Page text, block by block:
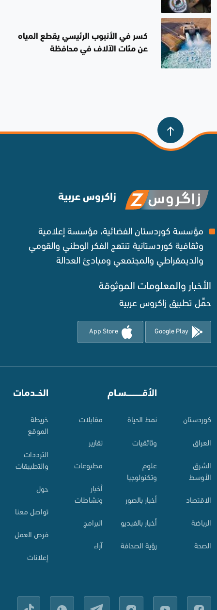
كسر في الأنبوب الرئيسي يقطع المياه
عن مئات الآلاف في محافظة
زاكروس عربية
مؤسسة كوردستان الفضائية، مؤسسة إعلامية
وثقافية كوردستانية تنتهج الفكر الوطني والقومي
والديمقراطي والمجتمعي ومبادئ العدالة ‌
الأخبار والمعلومات الموثوقة‌
حمِّل تطبيق زاكروس عربية
Google Play
App Store
کوردستان
العراق
الشرق
الأوسط
الاقتصاد
الرياضة
الصحة
الأقـــــــــــسـام
نمط الحياة
وثائقيات
علوم
وتكنولوجيا
أخبار بالصور
أخبار بالفيديو
رؤية الصحافة
مقابلات
تقارير
مطبوعات
أخبار
ونشاطات
البرامج
آراء
الخــدمات
خريطة
الموقع
الترددات
والتطبيقات
حول
تواصل معنا
فرص العمل
إعلانات